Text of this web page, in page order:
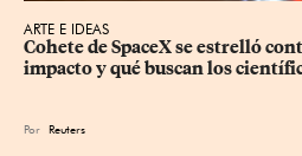
ARTE E IDEAS
Cohete de SpaceX se estrelló
impacto y qué buscan los
Por Reuters